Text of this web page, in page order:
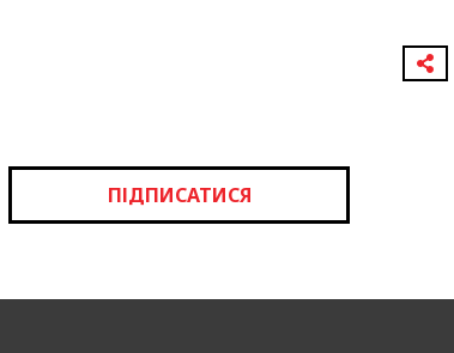
ПІДПИСАТИСЯ